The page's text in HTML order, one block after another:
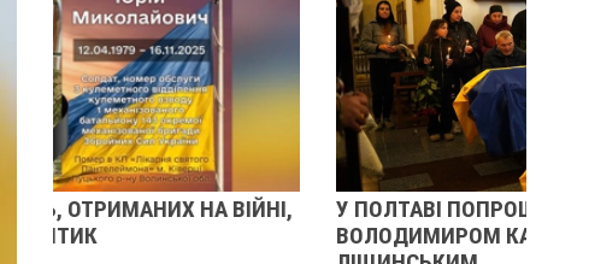
У ПОЛТАВІ ПОПРОЩАЛИСЯ ІЗ ВІЙСЬКОВИМИ
ВОЛОДИМИРОМ КАРЕНГІНИМ ТА ОЛЕГОМ